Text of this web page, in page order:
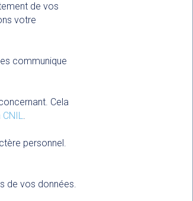
de vos
votre
communique
Cela
.
personnel.
de vos données.